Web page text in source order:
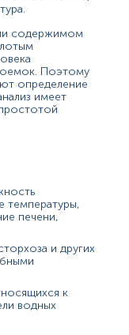
к Opisthorchis
что может
инфицирования
сделан
то есть до
и диапазон
с
содержимом
Поэтому
определение
имеет
температуры,
печени,
и других
к
водных